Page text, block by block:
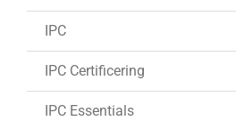
IPC
IPC Certificering
IPC Essentials